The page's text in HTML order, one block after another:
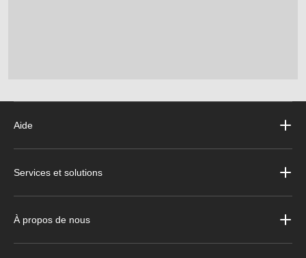
Aide
Services et solutions
À propos de nous